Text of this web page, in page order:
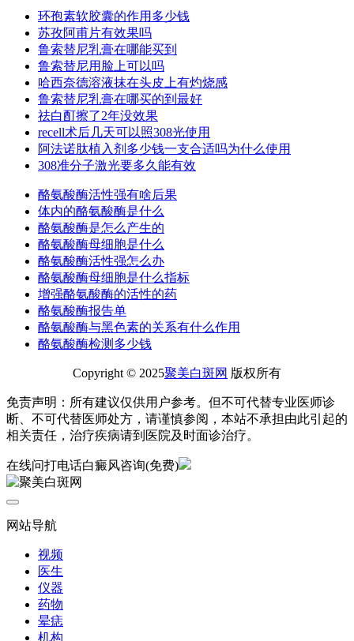
环孢素软胶囊的作用多少钱
苏孜阿甫片有效果吗
鲁索替尼乳膏在哪能买到
鲁索替尼用脸上可以吗
哈西奈德溶液抹在头皮上有灼烧感
鲁索替尼乳膏在哪买的到最好
祛白酊擦了2年没效果
recell术后几天可以照308光使用
阿法诺肽植入剂多少钱一支合适吗为什么使用
308准分子激光要多久能有效
酪氨酸酶活性强有啥后果
体内的酪氨酸酶是什么
酪氨酸酶是怎么产生的
酪氨酸酶母细胞是什么
酪氨酸酶活性强怎么办
酪氨酸酶母细胞是什么指标
增强酪氨酸酶的活性的药
酪氨酸酶报告单
酪氨酸酶与黑色素的关系有什么作用
酪氨酸酶检测多少钱
Copyright © 2025聚美白斑网 版权所有
免责声明：所有建议仅供用户参考。但不可代替专业医师诊
断、不可代替医师处方，请谨慎参阅，本站不承担由此引起的
相关责任，治疗疾病请到医院及时面诊治疗。
在线问打电话白癜风咨询(免费)
网站导航
视频
医生
仪器
药物
晕痣
机构